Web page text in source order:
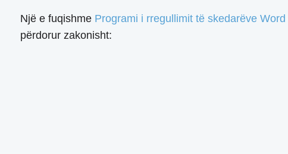
Një e fuqishme Programi i rregullimit të skedarëve Word
përdorur zakonisht: